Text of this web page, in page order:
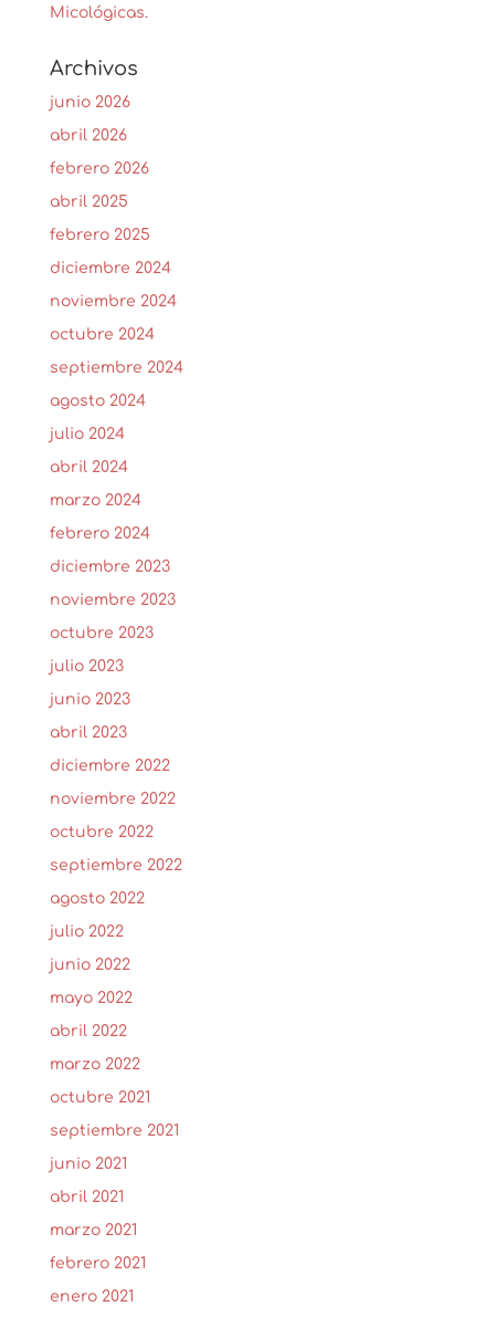
Micológicas.
Archivos
junio 2026
abril 2026
febrero 2026
abril 2025
febrero 2025
diciembre 2024
noviembre 2024
octubre 2024
septiembre 2024
agosto 2024
julio 2024
abril 2024
marzo 2024
febrero 2024
diciembre 2023
noviembre 2023
octubre 2023
julio 2023
junio 2023
abril 2023
diciembre 2022
noviembre 2022
octubre 2022
septiembre 2022
agosto 2022
julio 2022
junio 2022
mayo 2022
abril 2022
marzo 2022
octubre 2021
septiembre 2021
junio 2021
abril 2021
marzo 2021
febrero 2021
enero 2021